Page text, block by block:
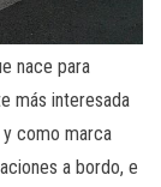
nace para
más interesada
y como marca
a bordo, e